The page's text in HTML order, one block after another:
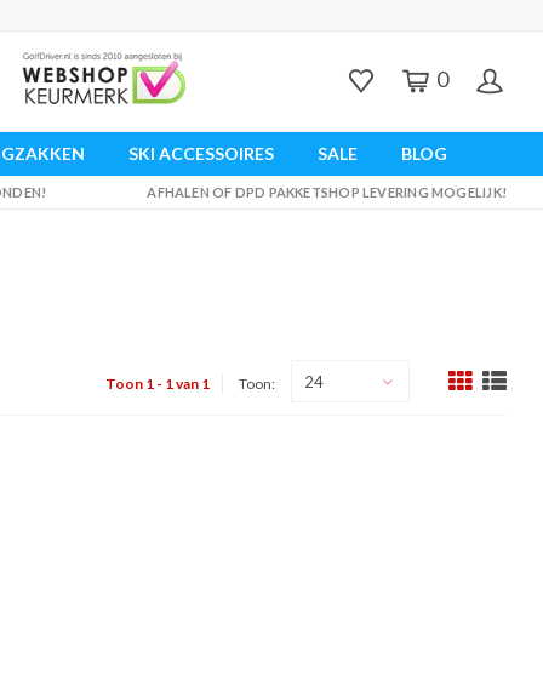
0
SKI ACCESSOIRES SALE BLOG
AFHALEN OF DPD PAKKETSHOP LEVERING MOGELIJK!
Toon 1 - 1 van 1 Toon: 24